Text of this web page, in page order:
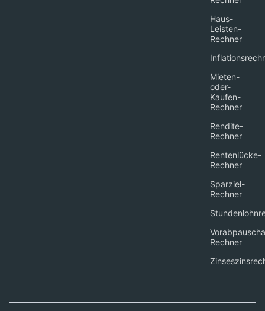
Haus-
Leisten-
Rechner
Mieten-
oder-
Kaufen-
Rechner
Rendite-
Rechner
Rentenlücke-
Rechner
Sparziel-
Rechner
Rechner